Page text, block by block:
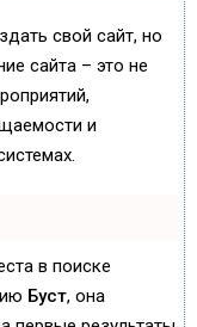
свой сайт, но
сайта – это не
и
в поиске
Буст, она